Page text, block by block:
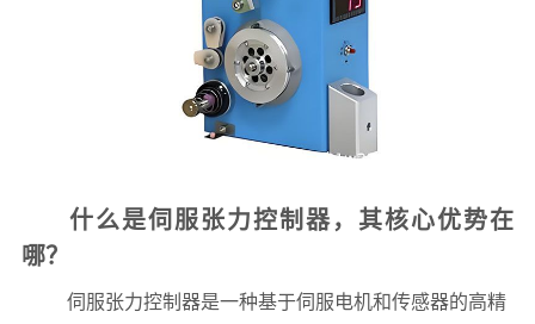
什么是伺服张力控制器，其核心优势在
哪？
伺服张力控制器是一种基于伺服电机和传感器的高精